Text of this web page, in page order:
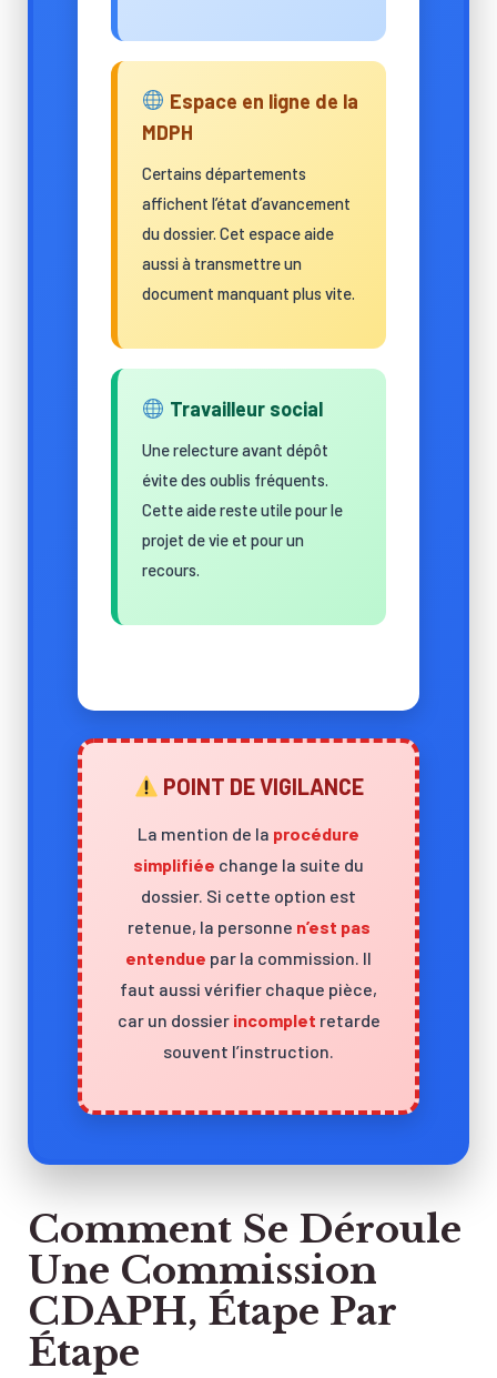
Espace en ligne de la
MDPH
Certains départements
affichent l’état d’avancement
du dossier. Cet espace aide
aussi à transmettre un
document manquant plus vite.
Travailleur social
Une relecture avant dépôt
évite des oublis fréquents.
Cette aide reste utile pour le
projet de vie et pour un
recours.
POINT DE VIGILANCE
La mention de la procédure
simplifiée change la suite du
dossier. Si cette option est
retenue, la personne n’est pas
entendue par la commission. Il
faut aussi vérifier chaque pièce,
car un dossier incomplet retarde
souvent l’instruction.
Comment Se Déroule
Une Commission
CDAPH, Étape Par
Étape